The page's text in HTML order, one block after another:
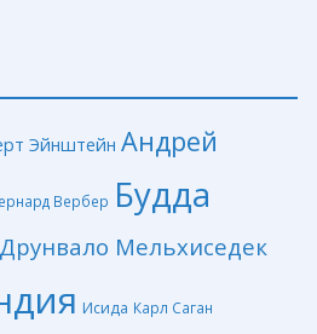
Эйнштейн Андрей
Вербер Будда
Друнвало Мельхиседек
Исида Карл Саган